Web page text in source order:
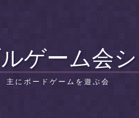
ゲーム会
主にボードゲームを遊ぶ会